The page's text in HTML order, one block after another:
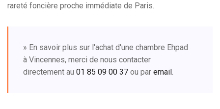
rareté foncière proche immédiate de Paris.
» En savoir plus sur l'achat d'une chambre Ehpad
à Vincennes, merci de nous contacter
directement au 01 85 09 00 37 ou par email.